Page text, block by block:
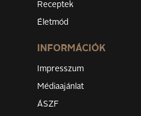
Receptek
Életmód
INFORMÁCIÓK
Impresszum
Médiaajánlat
ÁSZF